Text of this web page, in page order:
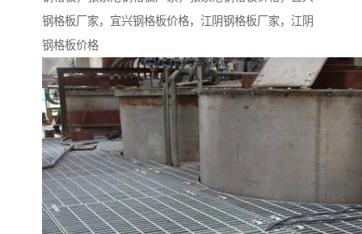
钢格板厂家，宜兴钢格板价格，江阴钢格板厂家，江阴
钢格板价格